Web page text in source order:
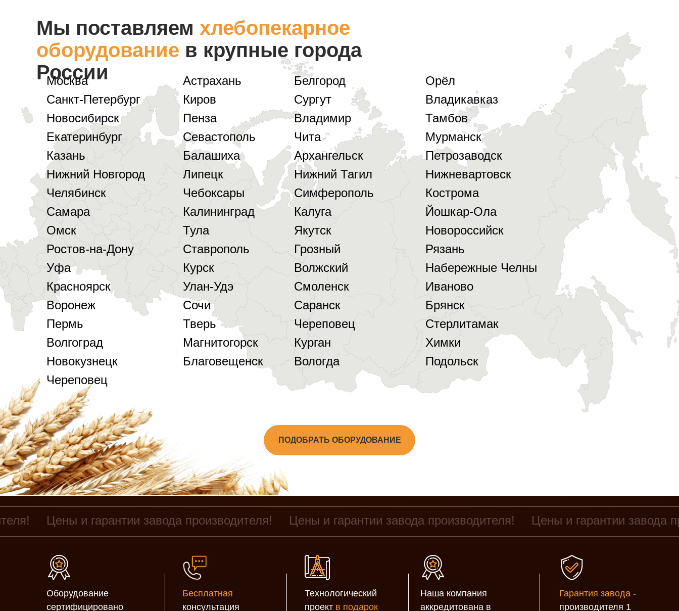
Мы поставляем хлебопекарное
оборудование в крупные города
России
Москва
Санкт-Петербург
Новосибирск
Екатеринбург
Казань
Нижний Новгород
Челябинск
Самара
Омск
Ростов-на-Дону
Уфа
Красноярск
Воронеж
Пермь
Волгоград
Новокузнецк
Череповец
Астрахань
Киров
Пенза
Севастополь
Балашиха
Липецк
Чебоксары
Калининград
Тула
Ставрополь
Курск
Улан-Удэ
Сочи
Тверь
Магнитогорск
Благовещенск
Белгород
Сургут
Владимир
Чита
Архангельск
Нижний Тагил
Симферополь
Калуга
Якутск
Грозный
Волжский
Смоленск
Саранск
Череповец
Курган
Вологда
Орёл
Владикавказ
Тамбов
Мурманск
Петрозаводск
Нижневартовск
Кострома
Йошкар-Ола
Новороссийск
Рязань
Набережные Челны
Иваново
Брянск
Стерлитамак
Химки
Подольск
ПОДОБРАТЬ ОБОРУДОВАНИЕ
Цены и гарантии завода производителя! Цены и гарантии завода производителя! Цены и гарантии завода
Оборудование
сертифицировано
Наша компания
аккредитована в
Бесплатная
консультация
Технологический
проект в подарок
Гарантия завода -
производителя 1